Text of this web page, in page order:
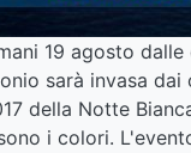
19 agosto
sarà invasa dai
della Notte
i colori.